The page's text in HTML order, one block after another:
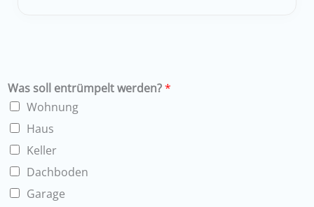
Was soll entrümpelt werden?*
Wohnung
Haus
Keller
Dachboden
Garage